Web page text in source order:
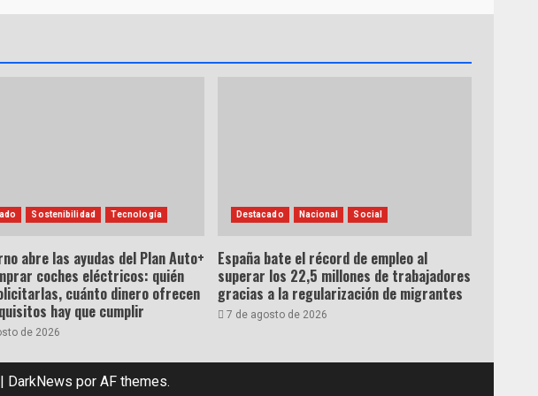
Sostenibilidad Tecnología
abre las ayudas del Plan Auto+
coches eléctricos: quién
cuánto dinero ofrecen
hay que cumplir
de 2026
Destacado Nacional Social
España bate el récord de empleo al
superar los 22,5 millones de trabajadores
gracias a la regularización de migrantes
7 de agosto de 2026
| DarkNews por AF themes.